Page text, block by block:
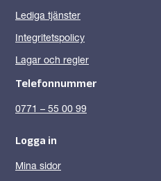
Lediga tjänster
Integritetspolicy
Lagar och regler
Telefonnummer
0771 – 55 00 99
Logga in
Mina sidor